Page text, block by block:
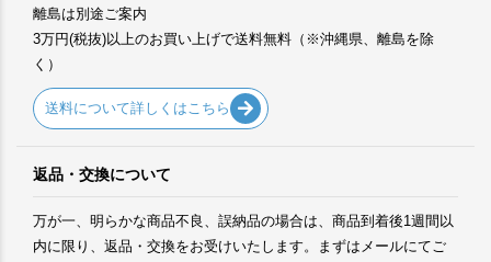
離島は別途ご案内
3万円(税抜)以上のお買い上げで送料無料（※沖縄県、離島を除
く）
送料について詳しくはこちら
返品・交換について
万が一、明らかな商品不良、誤納品の場合は、商品到着後1週間以
内に限り、返品・交換をお受けいたします。まずはメールにてご